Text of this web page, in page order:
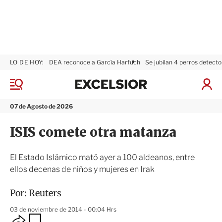
M
n
07 de Agosto de 2026
LO DE HOY: DEA reconoce a García Harfuch Se jubilan 4 perros
I
x
i
r
ISIS comete otra matanza
El Estado Islámico mató ayer a 100 aldeanos, entre
ellos decenas de niños y mujeres en Irak
Por: Reuters
03 de noviembre de 2014 - 00:04 Hrs
O